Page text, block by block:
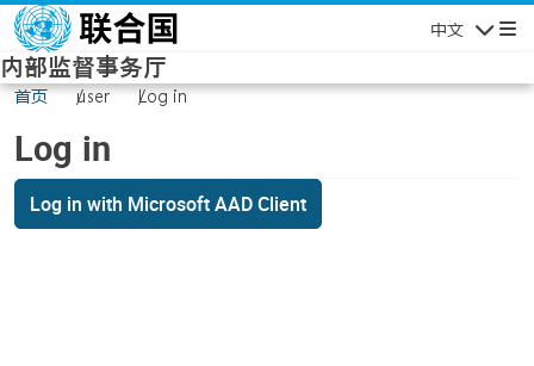
Skip to main content
中文
内部监督事务厅
首页 user Log in
Log in
Log in with Microsoft AAD Client